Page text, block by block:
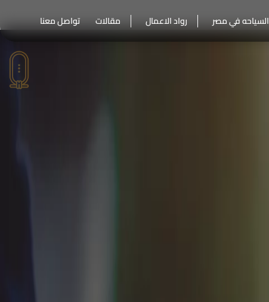
السياحه في مصر رواد الاعمال مقالات تواصل معنا